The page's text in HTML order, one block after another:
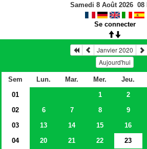
Samedi 8 Août 2026 08
Se connecter
Janvier 2020
Aujourd'hui
Sem Lun. Mar. Mer. Jeu.
01
1 2
02
6 7 8 9
03
13 14 15 16
04
20 21 22 23